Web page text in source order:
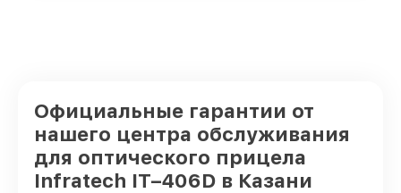
Официальные гарантии от
нашего центра обслуживания
для оптического прицела
Infratech IT–406D в Казани